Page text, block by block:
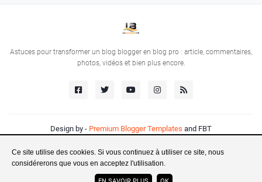
Astuces pour transformer un blog blogger en blog pro : article, commentaires,
photos, vidéos et bien plus encore.
Design by - Premium Blogger Templates and FBT
Home About Contact SEO
SiteMap
Programme Affiliation
Formations
Confidentialite
Ce site utilise des cookies. Si vous continuez à utiliser ce site, nous
considérerons que vous en acceptez l'utilisation.